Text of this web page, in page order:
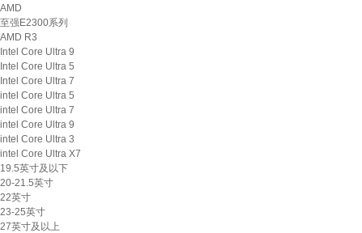
AMD
至强E2300系列
AMD R3
Intel Core Ultra 9
Intel Core Ultra 5
Intel Core Ultra 7
intel Core Ultra 5
intel Core Ultra 7
intel Core Ultra 9
intel Core Ultra 3
intel Core Ultra X7
19.5英寸及以下
20-21.5英寸
22英寸
23-25英寸
27英寸及以上